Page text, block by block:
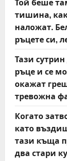
тишина,
наложат.
ръцете си,
Тази
ръце и се
окажат
тревожна
Когато
като
тази къща
два стари